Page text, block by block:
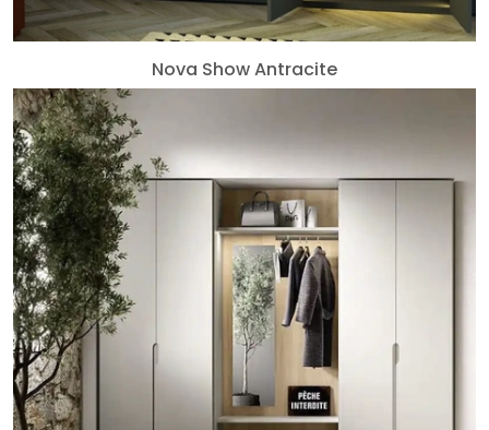
Nova Show Antracite